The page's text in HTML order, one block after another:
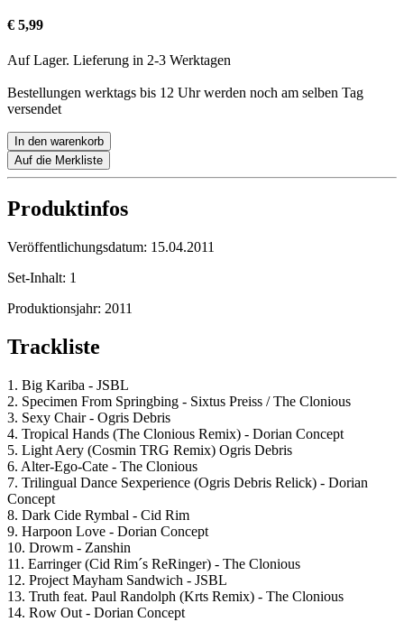
€ 5,99
Auf Lager. Lieferung in 2-3 Werktagen
Bestellungen werktags bis 12 Uhr werden noch am selben Tag
versendet
In den warenkorb
Auf die Merkliste
Produktinfos
Veröffentlichungsdatum: 15.04.2011
Set-Inhalt: 1
Produktionsjahr: 2011
Trackliste
1. Big Kariba - JSBL
2. Specimen From Springbing - Sixtus Preiss / The Clonious
3. Sexy Chair - Ogris Debris
4. Tropical Hands (The Clonious Remix) - Dorian Concept
5. Light Aery (Cosmin TRG Remix) Ogris Debris
6. Alter-Ego-Cate - The Clonious
7. Trilingual Dance Sexperience (Ogris Debris Relick) - Dorian
Concept
8. Dark Cide Rymbal - Cid Rim
9. Harpoon Love - Dorian Concept
10. Drowm - Zanshin
11. Earringer (Cid Rim´s ReRinger) - The Clonious
12. Project Mayham Sandwich - JSBL
13. Truth feat. Paul Randolph (Krts Remix) - The Clonious
14. Row Out - Dorian Concept